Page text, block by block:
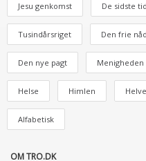
Jesu genkomst De sidste
Tusindårsriget Den frie
Den nye pagt Menigheden
Helse Himlen
Alfabetisk
OM TRO.DK